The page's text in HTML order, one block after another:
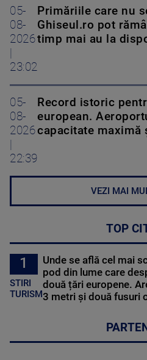
05-
08-
2026
23:02
Primăriile care nu
Ghiseul.ro pot
timp mai au la
05-
08-
2026
22:39
Record istoric
european.
capacitate maximă
VEZI MAI
TOP
1
STIRI
TURISM
Unde se află cel mai
pod din lume care
două țări europene.
3 metri și două fusuri